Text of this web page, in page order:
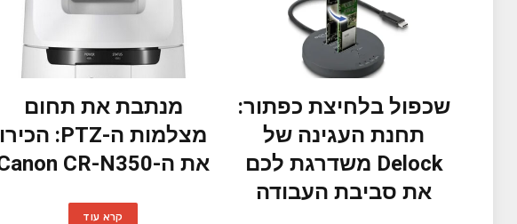
שכפול בלחיצת כפתור:
תחנת העגינה של
Delock משדרגת לכם
את סביבת העבודה
מנתבת את תחום
מצלמות ה-PTZ: הכירו
את ה-Canon CR-N350
קרא עוד